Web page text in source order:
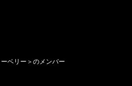
ベリー＞のメンバー